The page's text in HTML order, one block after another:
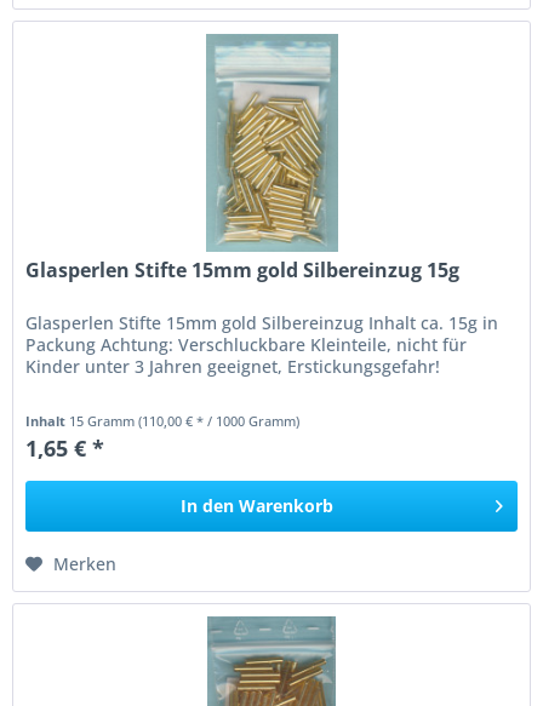
Glasperlen Stifte 15mm gold Silbereinzug 15g
Glasperlen Stifte 15mm gold Silbereinzug Inhalt ca. 15g in
Packung Achtung: Verschluckbare Kleinteile, nicht für
Kinder unter 3 Jahren geeignet, Erstickungsgefahr!
Inhalt 15 Gramm(110,00 € * / 1000 Gramm)
1,65 € *
In den Warenkorb
Merken